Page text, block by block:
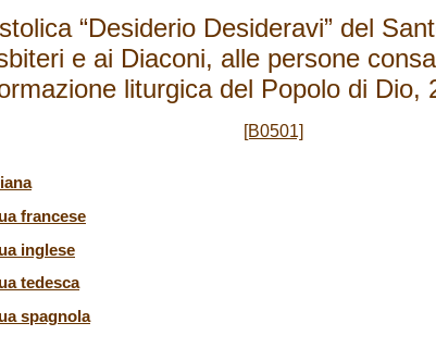
“Desiderio Desideravi” del
e ai Diaconi, alle persone
liturgica del Popolo di Dio,
[B0501]
francese
inglese
tedesca
spagnola